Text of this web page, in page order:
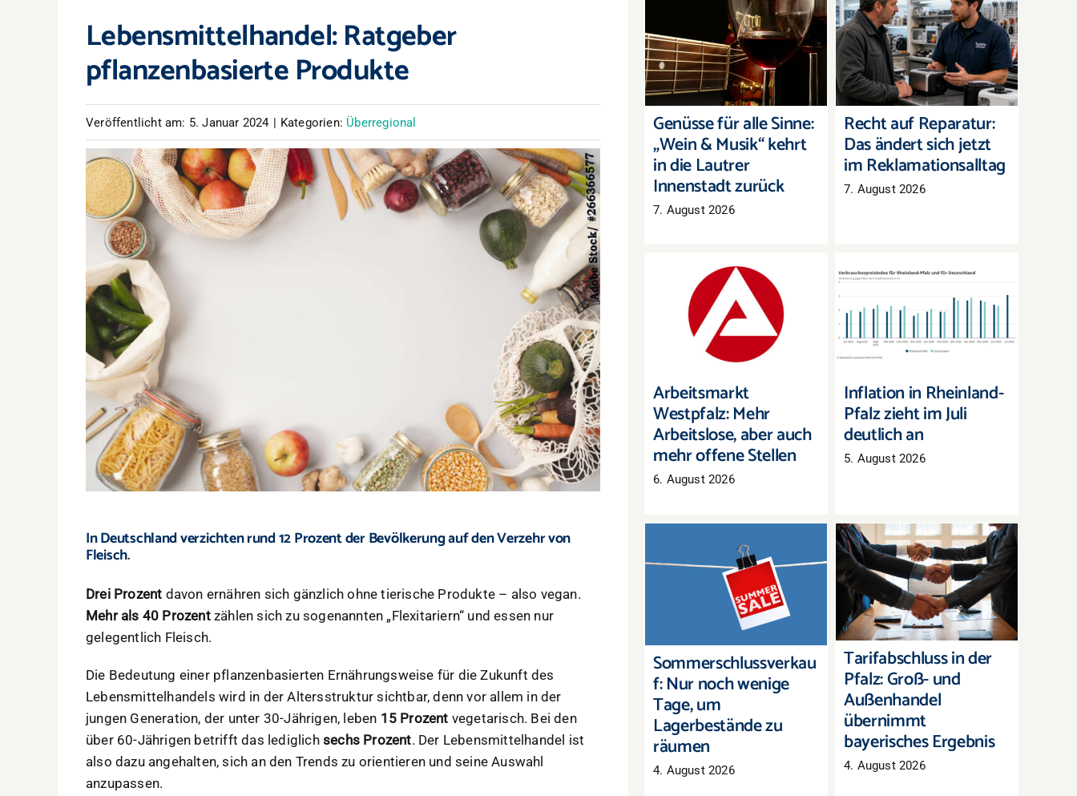
Lebensmittelhandel: Ratgeber
pflanzenbasierte Produkte
Veröffentlicht am: 5. Januar 2024 | Kategorien: Überregional
In Deutschland verzichten rund 12 Prozent der Bevölkerung auf den Verzehr von
Fleisch.
Drei Prozent davon ernähren sich gänzlich ohne tierische Produkte – also vegan.
Mehr als 40 Prozentzählen sich zu sogenannten „Flexitariern“ und essen nur
gelegentlich Fleisch.
Die Bedeutung einer pflanzenbasierten Ernährungsweise für die Zukunft des
Lebensmittelhandels wird in der Altersstruktur sichtbar, denn vor allem in der
jungen Generation, der unter 30-Jährigen, leben 15 Prozent vegetarisch. Bei den
über 60-Jährigen betrifft das lediglichsechs Prozent. Der Lebensmittelhandel ist
also dazu angehalten, sich an den Trends zu orientieren und seine Auswahl
anzupassen.
Genüsse für alle Sinne:
„Wein & Musik“ kehrt in
die Lautrer Innenstadt
zurück
Genüsse für alle Sinne:
„Wein & Musik“ kehrt
in die Lautrer
Innenstadt zurück
7. August 2026
Recht auf Reparatur:
Das ändert sich jetzt im
Reklamationsalltag
Recht auf Reparatur:
Das ändert sich jetzt
im Reklamationsalltag
7. August 2026
Arbeitsmarkt Westpfalz:
Mehr Arbeitslose, aber
auch mehr offene
Stellen
Arbeitsmarkt
Westpfalz: Mehr
Arbeitslose, aber auch
mehr offene Stellen
6. August 2026
Inflation in Rheinland-
Pfalz zieht im Juli
deutlich an
Inflation in Rheinland-
Pfalz zieht im Juli
deutlich an
5. August 2026
Sommerschlussverkauf:
Nur noch wenige Tage,
um Lagerbestände zu
räumen
Sommerschlussverkau
f: Nur noch wenige
Tage, um
Lagerbestände zu
räumen
4. August 2026
Tarifabschluss in der
Pfalz: Groß- und
Außenhandel
übernimmt bayerisches
Ergebnis
Tarifabschluss in der
Pfalz: Groß- und
Außenhandel
übernimmt
bayerisches Ergebnis
4. August 2026